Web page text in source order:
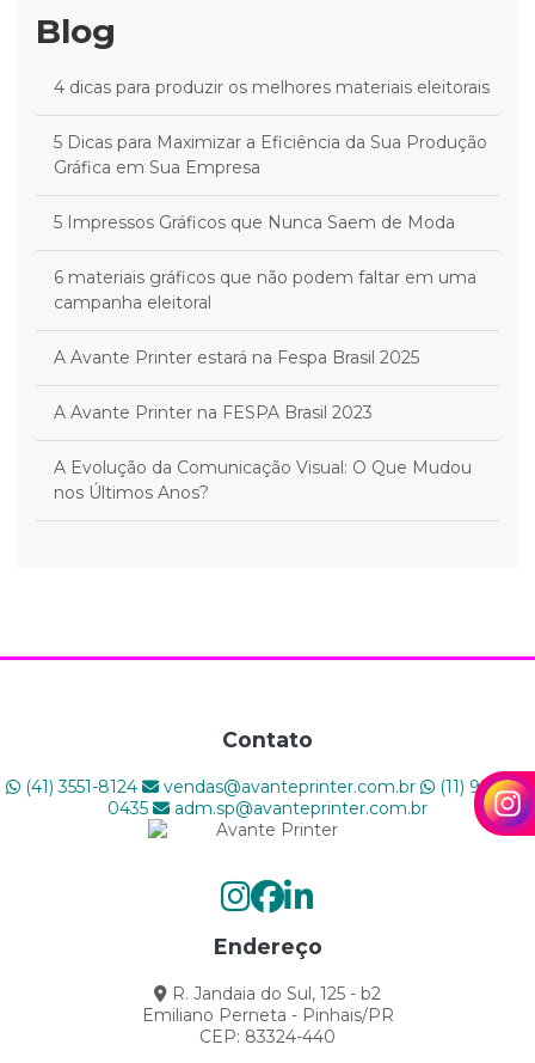
Blog
4 dicas para produzir os melhores materiais eleitorais
5 Dicas para Maximizar a Eficiência da Sua Produção
Gráfica em Sua Empresa
5 Impressos Gráficos que Nunca Saem de Moda
6 materiais gráficos que não podem faltar em uma
campanha eleitoral
A Avante Printer estará na Fespa Brasil 2025
A Avante Printer na FESPA Brasil 2023
A Evolução da Comunicação Visual: O Que Mudou
nos Últimos Anos?
PRINTER
negócio?
Como a Sua Gráfica Pode Ter um Melhor
Como criar projetos gráficos impactantes?
Contato
(41) 3551-8124 vendas@avanteprinter.com.br
(11) 98446-
0435
adm.sp@avanteprinter.com.br
Endereço
R. Jandaia do Sul, 125 - b2
Emiliano Perneta - Pinhais/PR
CEP: 83324-440